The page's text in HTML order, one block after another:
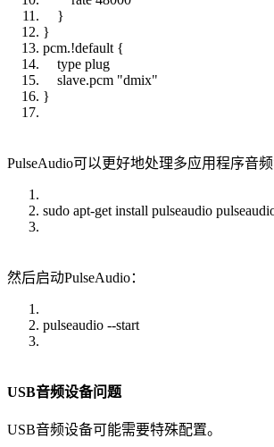
}
}
pcm.!default {
type plug
slave.pcm "dmix"
}
PulseAudio可以更好地处理多应用程序音频
sudo apt-get install pulseaudio
然后启动PulseAudio：
pulseaudio --start
USB音频设备问题
USB音频设备可能需要特殊配置。